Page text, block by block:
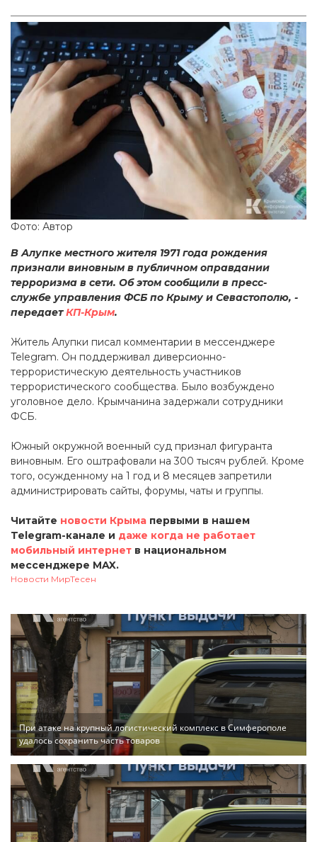
Фото: Автор
В Алупке местного жителя 1971 года рождения
признали виновным в публичном оправдании
терроризма в сети. Об этом сообщили в пресс-
службе управления ФСБ по Крыму и Севастополю, -
передаетКП-Крым.
Житель Алупки писал комментарии в мессенджере
Telegram. Он поддерживал диверсионно-
террористическую деятельность участников
террористического сообщества. Было возбуждено
уголовное дело. Крымчанина задержали сотрудники
ФСБ.
Южный окружной военный суд признал фигуранта
виновным. Его оштрафовали на 300 тысяч рублей. Кроме
того, осужденному на 1 год и 8 месяцев запретили
администрировать сайты, форумы, чаты и группы.
Читайте новости Крыма первыми в нашем
Telegram-канале и даже когда не работает
мобильный интернет в национальном
мессенджере MAX.
Новости МирТесен
При атаке на крупный логистический комплекс в Симферополе
удалось сохранить часть товаров